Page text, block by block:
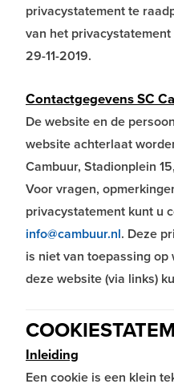
privacystatement te
van het
29-11-2019.
Contactgegevens SC
De website en de
website achterlaat
Cambuur, Stadionplein
Voor vragen,
privacystatement kunt u
info@cambuur.nl. Deze
is niet van toepassing
deze website (via links)
Inleiding
Een cookie is een klein